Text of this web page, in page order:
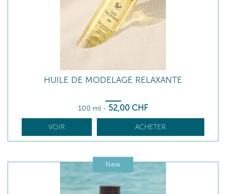
HUILE DE MODELAGE RELAXANTE
100 ml - 52,00 CHF
VOIR ACHETER
New